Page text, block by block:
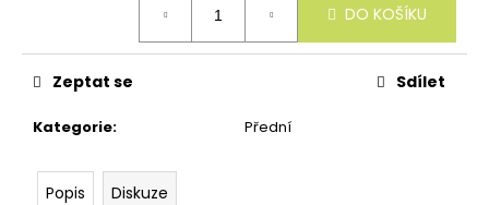
DO KOŠÍKU
Kategorie: Přední
Zeptat se Sdílet
Popis Diskuze
D
p
o